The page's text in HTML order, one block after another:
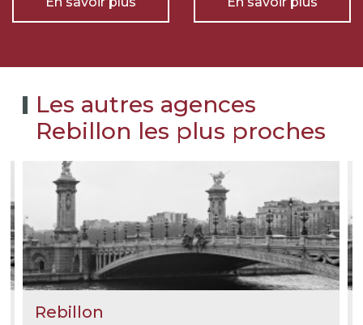
Les autres agences
Rebillon les plus proches
Rebillon